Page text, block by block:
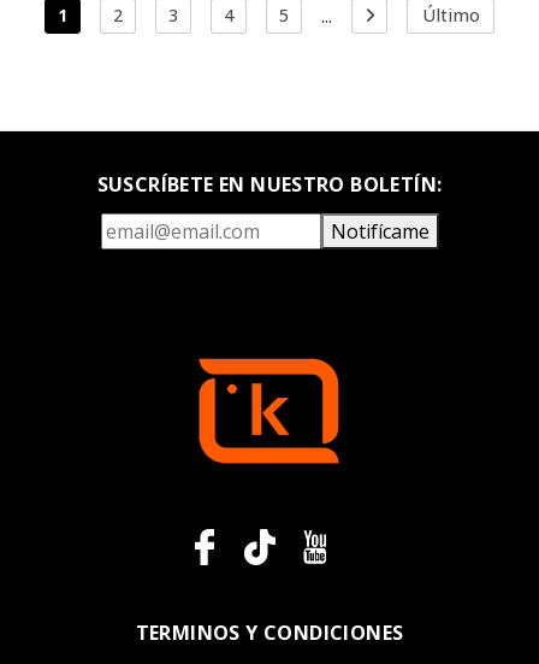
1 2 3 4 5 ... Último
SUSCRÍBETE EN NUESTRO BOLETÍN:
Notifícame
TERMINOS Y CONDICIONES